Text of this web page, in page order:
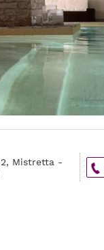
Mistretta -